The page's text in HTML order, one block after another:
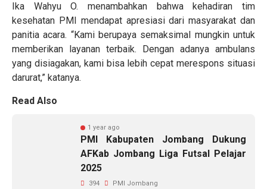
Ika Wahyu O. menambahkan bahwa kehadiran tim
kesehatan PMI mendapat apresiasi dari masyarakat dan
panitia acara. “Kami berupaya semaksimal mungkin untuk
memberikan layanan terbaik. Dengan adanya ambulans
yang disiagakan, kami bisa lebih cepat merespons situasi
darurat,” katanya.
Read Also
1 year ago
PMI Kabupaten Jombang Dukung
AFKab Jombang Liga Futsal Pelajar
2025
394 PMI Jombang